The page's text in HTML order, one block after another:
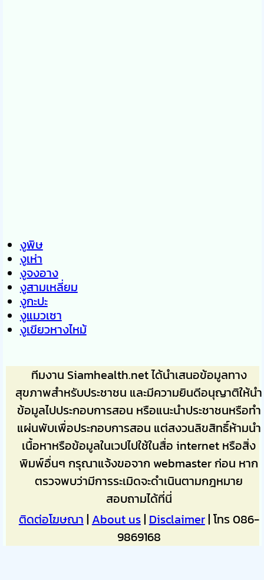
งูพิษ
งูเห่า
งูจงอาง
งูสามเหลี่ยม
งูกะปะ
งูแมวเซา
งูเขียวหางไหม้
ทีมงาน Siamhealth.net ได้นำเสนอข้อมูลทาง
สุขภาพสำหรับประชาชน และมีความยินดีอนุญาติให้นำ
ข้อมูลไปประกอบการสอน หรือแนะนำประชาชนหรือทำ
แผ่นพับเพื่อประกอบการสอน แต่สงวนลิขสิทธิ์ห้ามนำ
เนื้อหาหรือข้อมูลในเวปไปใช้ในสื่อ internet หรือสิ่ง
พิมพ์อื่นๆ กรุณาแจ้งขอจาก webmaster ก่อน หาก
ตรวจพบว่ามีการระเมิดจะดำเนินตามกฎหมาย
สอบถามได้ที่นี่
ติดต่อโฆษณา | About us| Disclaimer| โทร 086-
9869168